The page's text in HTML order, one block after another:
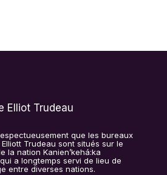
que les bureaux
Trudeau sont situés sur le
la nation Kanien’kehá:ka
a longtemps servi de lieu de
entre diverses nations.